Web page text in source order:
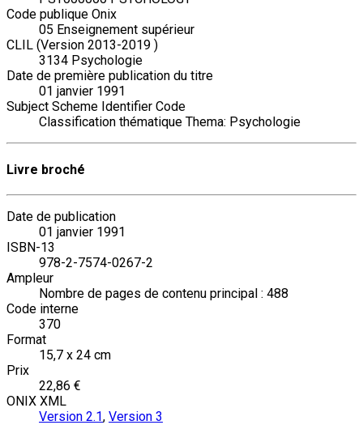
Code publique Onix
05 Enseignement supérieur
CLIL (Version 2013-2019 )
3134 Psychologie
Date de première publication du titre
01 janvier 1991
Subject Scheme Identifier Code
Classification thématique Thema: Psychologie
Livre broché
Date de publication
01 janvier 1991
ISBN-13
978-2-7574-0267-2
Ampleur
Nombre de pages de contenu principal : 488
Code interne
370
Format
15,7 x 24 cm
Prix
22,86 €
ONIX XML
Version 2.1, Version 3